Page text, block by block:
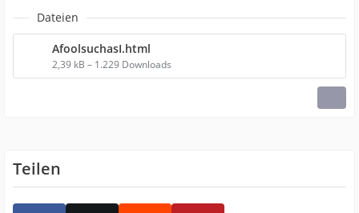
Dateien
AfoolsuchasI.html
2,39 kB – 1.229 Downloads
Teilen